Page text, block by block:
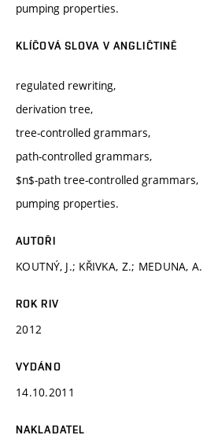
pumping properties.
KLÍČOVÁ SLOVA V ANGLIČTINĚ
regulated rewriting,
derivation tree,
tree-controlled grammars,
path-controlled grammars,
$n$-path tree-controlled grammars,
pumping properties.
AUTOŘI
KOUTNÝ, J.; KŘIVKA, Z.; MEDUNA, A.
ROK RIV
2012
VYDÁNO
14.10.2011
NAKLADATEL